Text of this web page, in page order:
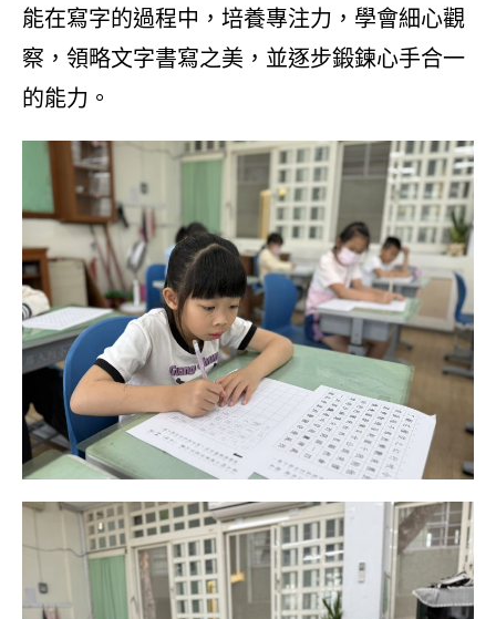
能在寫字的過程中，培養專注力，學會細心觀
察，領略文字書寫之美，並逐步鍛鍊心手合一
的能力。